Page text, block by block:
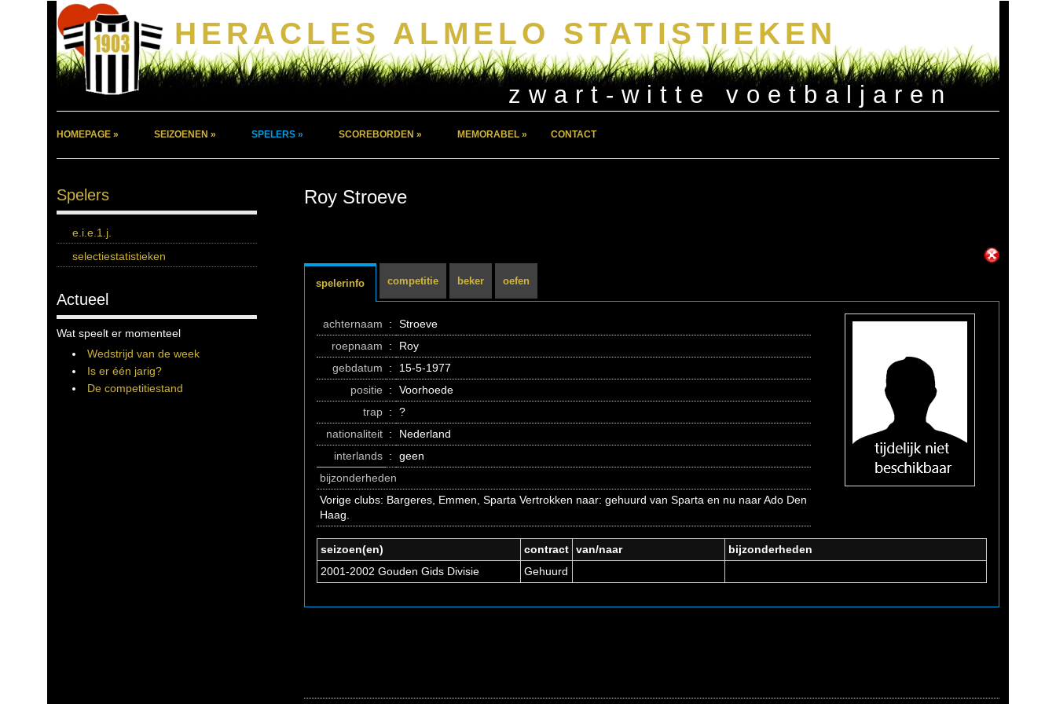
HERACLES ALMELO STATISTIEKEN
zwart-witte voetbaljaren
HOMEPAGE » SEIZOENEN » SPELERS » SCOREBORDEN » MEMORABEL » CONTACT
Spelers
e.i.e.1.j.
selectiestatistieken
Actueel
Wat speelt er momenteel
Wedstrijd van de week
Is er één jarig?
De competitiestand
Roy Stroeve
spelerinfo competitie beker oefen
achternaam :
Stroeve
roepnaam
:
Roy
gebdatum
:
15-5-1977
positie :
Voorhoede
trap :
?
nationaliteit :
Nederland
interlands :
geen
bijzonderheden
Vorige clubs: Bargeres, Emmen, Sparta Vertrokken naar: gehuurd van Sparta en nu naar Ado Den
Haag.
seizoen(en) contract van/naar
bijzonderheden
2001-2002 Gouden Gids Divisie
Gehuurd